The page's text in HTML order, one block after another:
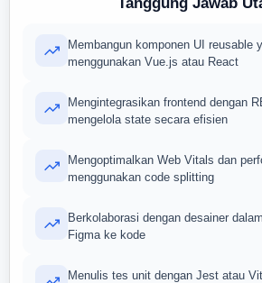
Membangun komponen UI reusable
menggunakan Vue.js atau React
Mengintegrasikan frontend dengan
mengelola state secara efisien
Mengoptimalkan Web Vitals dan
menggunakan code splitting
Berkolaborasi dengan desainer
Figma ke kode
Menulis tes unit dengan Jest atau